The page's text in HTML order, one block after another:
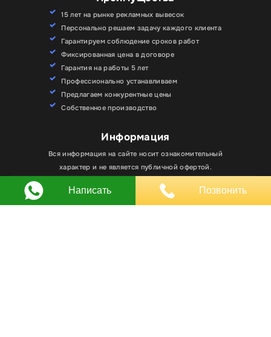
15 лет на рынке рекламных вывесок
Персонально решаем задачу каждого клиента
Гарантируем соблюдение сроков работ
Фиксированная цена в договоре
Гарантия на работы 5 лет
Профессионально устанавливаем
Предлагаем конкурентные цены
Собственное производство
Информация
Вся информация на сайте носит ознакомительный
характер и не является публичной офертой.
Любое использование материалов, элементов
дизайна и оформления, в том числе копирование
файлы cookie. Вы всегда можете отключить файлы
cookie в настройках браузера.
Хорошо
Написать Позвонить